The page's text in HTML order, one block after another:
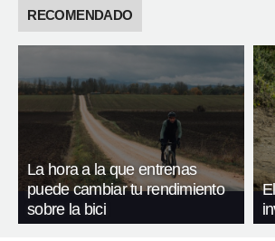
RECOMENDADO
La hora a la que entrenas
puede cambiar tu rendimiento
sobre la bici